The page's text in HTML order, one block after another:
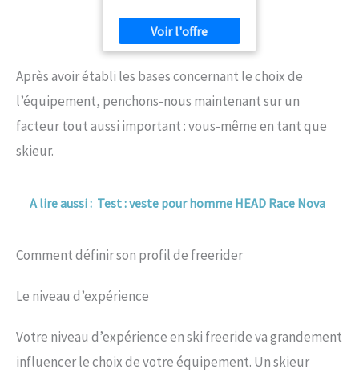
Après avoir établi les bases concernant le choix de
l’équipement, penchons-nous maintenant sur un
facteur tout aussi important : vous-même en tant que
skieur.
A lire aussi : Test : veste pour homme HEAD Race Nova
Comment définir son profil de freerider
Le niveau d’expérience
Votre niveau d’expérience en ski freeride va grandement
influencer le choix de votre équipement. Un skieur